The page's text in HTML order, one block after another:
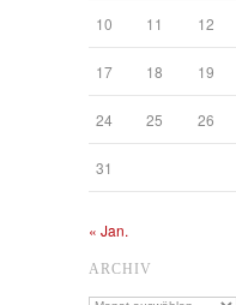
10 11 12
17 18 19
24 25 26
31
« Jan.
ARCHIV